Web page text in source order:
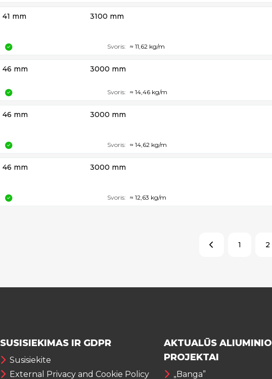
41 mm 3100 mm
Svoris: ≈ 11,62 kg/m
46 mm 3000 mm
Svoris: ≈ 14,46 kg/m
46 mm 3000 mm
Svoris: ≈ 14,62 kg/m
46 mm 3000 mm
Svoris: ≈ 12,63 kg/m
1 2
SUSISIEKIMAS IR GDPR
Susisiekite
External Privacy and Cookie Policy
AKTUALŪS ALIUMINIO
PROJEKTAI
„Banga”